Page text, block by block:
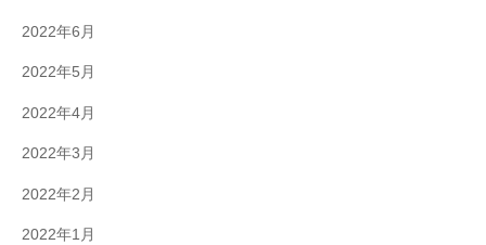
2022年6月
2022年5月
2022年4月
2022年3月
2022年2月
2022年1月